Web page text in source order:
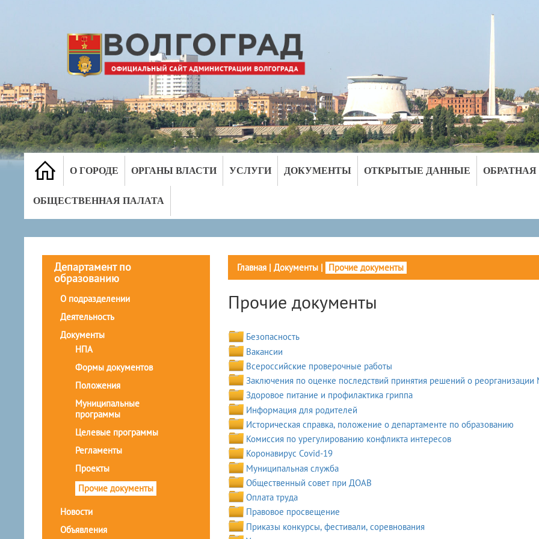
О ГОРОДЕ ОРГАНЫ ВЛАСТИ УСЛУГИ ДОКУМЕНТЫ ОТКРЫТЫЕ ДАННЫЕ ОБРАТНАЯ
ОБЩЕСТВЕННАЯ ПАЛАТА
Департамент по
образованию
О подразделении
Деятельность
Документы
НПА
Формы документов
Положения
Муниципальные
программы
Целевые программы
Регламенты
Проекты
Прочие документы
Новости
Объявления
Главная| Документы| Прочие документы
Прочие документы
Безопасность
Вакансии
Всероссийские проверочные работы
Заключения по оценке последствий принятия решений о
Здоровое питание и профилактика гриппа
Информация для родителей
Историческая справка, положение о департаменте по образованию
Комиссия по урегулированию конфликта интересов
Коронавирус Covid-19
Муниципальная служба
Общественный совет при ДОАВ
Оплата труда
Правовое просвещение
Приказы конкурсы, фестивали, соревнования